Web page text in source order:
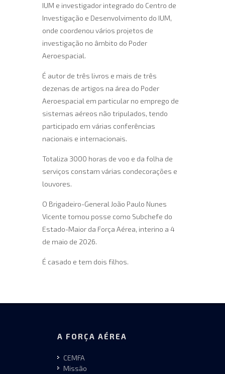
IUM e investigador integrado do Centro de
Investigação e Desenvolvimento do IUM,
onde coordenou vários projetos de
investigação no âmbito do Poder
Aeroespacial.
É autor de três livros e mais de três
dezenas de artigos na área do Poder
Aeroespacial em particular no emprego de
sistemas aéreos não tripulados, tendo
participado em várias conferências
nacionais e internacionais.
Totaliza 3000 horas de voo e da folha de
serviços constam várias condecorações e
louvores.
O Brigadeiro-General João Paulo Nunes
Vicente tomou posse como Subchefe do
Estado-Maior da Força Aérea, interino a 4
de maio de 2026.
É casado e tem dois filhos.
A FORÇA AÉREA
CEMFA
Missão